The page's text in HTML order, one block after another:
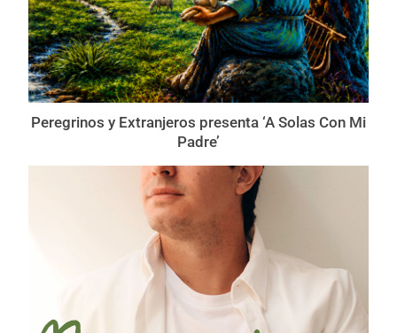
Peregrinos y Extranjeros presenta ‘A Solas Con Mi
Padre’